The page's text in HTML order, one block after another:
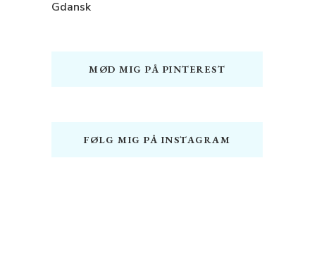
Gdansk
MØD MIG PÅ PINTEREST
FØLG MIG PÅ INSTAGRAM